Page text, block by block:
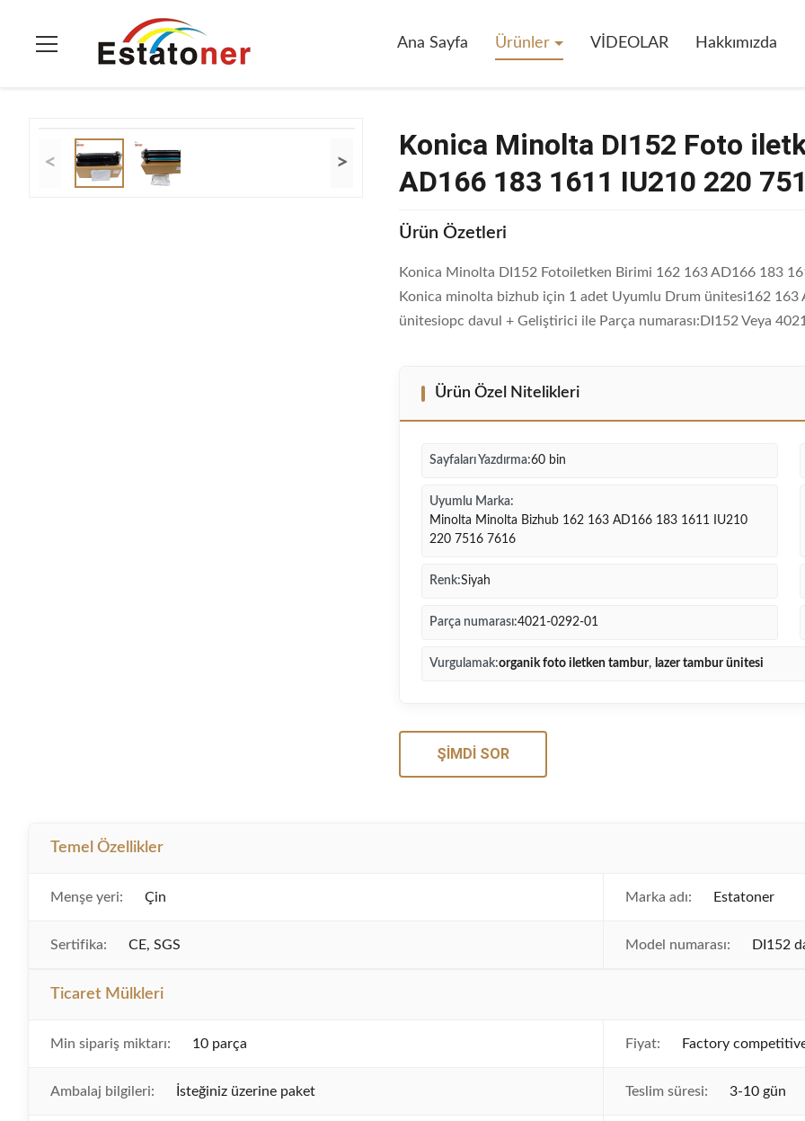
Ana Sayfa Ürünler VİDEOLAR Hakkımızda
Ürünler > Fotokondüktör ünitesi
< >
Konica Minolta DI152 Foto
AD166 183 1611 IU210 220
Ürün Özetleri
Konica Minolta DI152 Fotoiletken Birimi 162 163 AD166 183
Konica minolta bizhub için 1 adet Uyumlu Drum ünitesi162
ünitesiopc davul + Geliştirici ile Parça numarası:DI152 Veya
Ürün Özel Nitelikleri
Sayfaları Yazdırma:60 bin
Uyumlu Marka:
Minolta Minolta Bizhub 162 163 AD166 183 1611 IU210
220 7516 7616
Renk:Siyah
Parça numarası:4021-0292-01
Vurgulamak:organik foto iletken tambur, lazer tambur ünitesi
ŞIMDI SOR
Temel Özellikler
Menşe yeri: Çin Marka adı: Estatoner
Sertifika: CE, SGS Model numarası: DI152
Ticaret Mülkleri
Min sipariş miktarı: 10 parça Fiyat: Factory
Ambalaj bilgileri: İsteğiniz üzerine paket Teslim süresi: 3-10 gün